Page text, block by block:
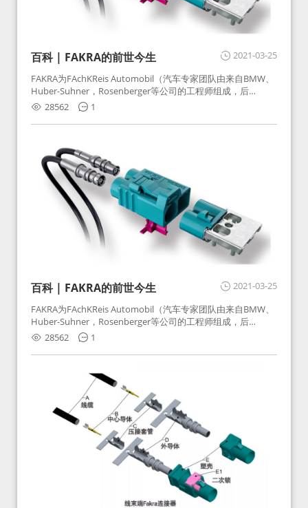
2021-03-25
百科 | FAKRA的前世今生
FAKRA为FAchKReis Automobil（汽车专家团队由来自BMW、
Huber-Suhner，Rosenberger等公司的工程师组成，后
Huber-Suhner相关连接器业务及技术在2010年并入
Rosenberger）缩写。起初为BMW需求用于车载收音机天线连
接，如今FAKRA已成为汽车行业通用标准的射频连接器，被业
28562 1
2021-03-25
百科 | FAKRA的前世今生
FAKRA为FAchKReis Automobil（汽车专家团队由来自BMW、
Huber-Suhner，Rosenberger等公司的工程师组成，后
Huber-Suhner相关连接器业务及技术在2010年并入
Rosenberger）缩写。起初为BMW需求用于车载收音机天线连
接，如今FAKRA已成为汽车行业通用标准的射频连接器，被业
28562 1